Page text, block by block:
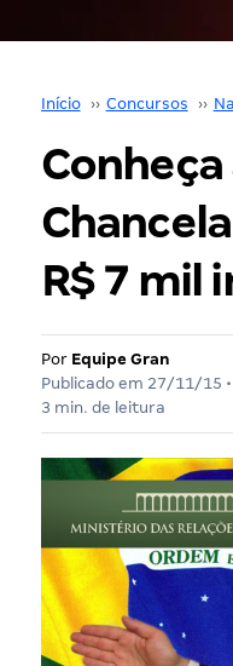
Início ›› Concursos ››
R$ 7 mil
Por Equipe Gran
Publicado em 27/11/15
3 min. de leitura